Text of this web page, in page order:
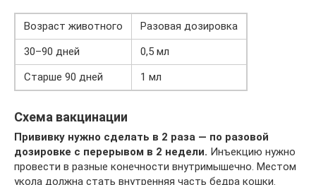
Возраст животного
Разовая дозировка
30–90 дней
0,5 мл
Старше 90 дней
1 мл
Схема вакцинации
Прививку нужно сделать в 2 раза — по разовой
дозировке с перерывом в 2 недели. Инъекцию нужно
провести в разные конечности внутримышечно. Местом
укола должна стать внутренняя часть бедра кошки.